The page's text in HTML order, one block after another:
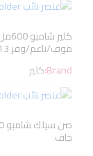
موف/ناعم/وفر 13 جنية
Brand:كلير
جاف